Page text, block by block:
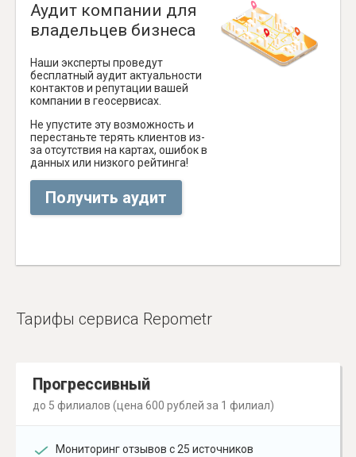
Аудит компании для
владельцев бизнеса
Наши эксперты проведут
бесплатный аудит актуальности
контактов и репутации вашей
компании в геосервисах.
Не упустите эту возможность и
перестаньте терять клиентов из-
за отсутствия на картах, ошибок в
данных или низкого рейтинга!
Получить аудит
Тарифы сервиса Repometr
Прогрессивный
до 5 филиалов (цена 600 рублей за 1 филиал)
Мониторинг отзывов с 25 источников